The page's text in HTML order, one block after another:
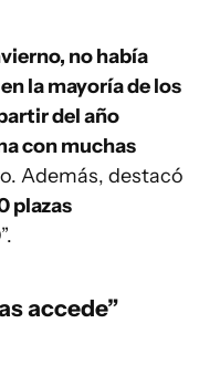
no había
la mayoría de los
del año
con muchas
Además, destacó
plazas
”.
accede”